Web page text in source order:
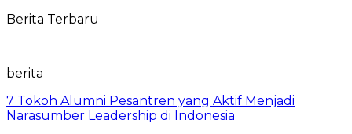
Berita Terbaru
berita
7 Tokoh Alumni Pesantren yang Aktif Menjadi
Narasumber Leadership di Indonesia